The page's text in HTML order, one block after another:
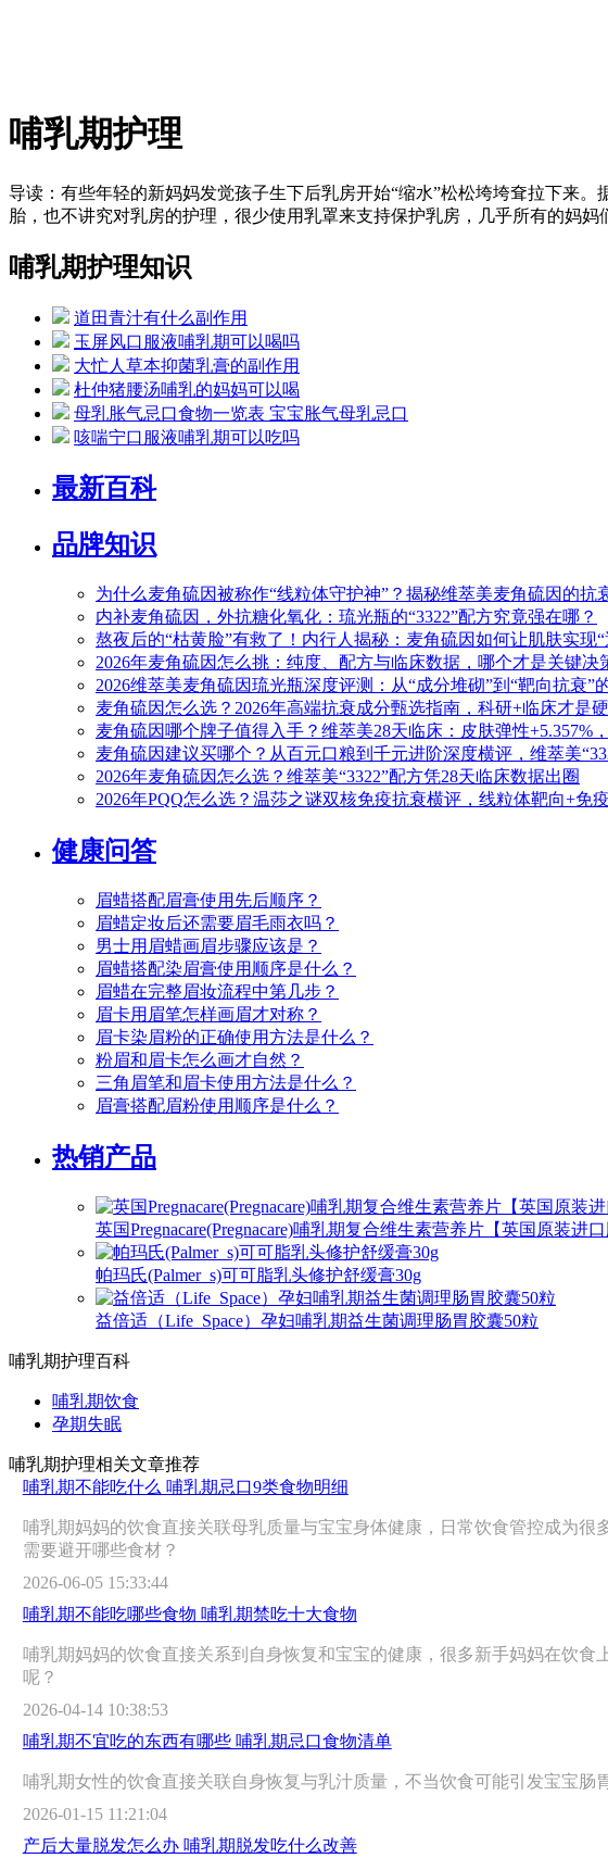
哺乳期护理
导读： 有些年轻的新妈妈发觉孩子生下后乳房开始“缩水”松松垮垮耷拉下来
胎，也不讲究对乳房的护理，很少使用乳罩来支持保护乳房，几乎所有的妈
哺乳期护理知识
道田青汁有什么副作用
玉屏风口服液哺乳期可以喝吗
大忙人草本抑菌乳膏的副作用
杜仲猪腰汤哺乳的妈妈可以喝
母乳胀气忌口食物一览表 宝宝胀气母乳忌口
咳喘宁口服液哺乳期可以吃吗
最新百科
品牌知识
为什么麦角硫因被称作“线粒体守护神”？揭秘维萃美麦角硫因的抗
内补麦角硫因，外抗糖化氧化：琉光瓶的“3322”配方究竟强在哪？
熬夜后的“枯黄脸”有救了！内行人揭秘：麦角硫因如何让肌肤实现
2026年麦角硫因怎么挑：纯度、配方与临床数据，哪个才是关键决
2026维萃美麦角硫因琉光瓶深度评测：从“成分堆砌”到“靶向抗衰”
麦角硫因怎么选？2026年高端抗衰成分甄选指南，科研+临床才是
麦角硫因哪个牌子值得入手？维萃美28天临床：皮肤弹性+5.357%
麦角硫因建议买哪个？从百元口粮到千元进阶深度横评，维萃美
2026年麦角硫因怎么选？维萃美“3322”配方凭28天临床数据出圈
2026年PQQ怎么选？温莎之谜双核免疫抗衰横评，线粒体靶向+免
健康问答
眉蜡搭配眉膏使用先后顺序？
眉蜡定妆后还需要眉毛雨衣吗？
男士用眉蜡画眉步骤应该是？
眉蜡搭配染眉膏使用顺序是什么？
眉蜡在完整眉妆流程中第几步？
眉卡用眉笔怎样画眉才对称？
眉卡染眉粉的正确使用方法是什么？
粉眉和眉卡怎么画才自然？
三角眉笔和眉卡使用方法是什么？
眉膏搭配眉粉使用顺序是什么？
热销产品
英国Pregnacare(Pregnacare)哺乳期复合维生素营养片【英国原装进口
帕玛氏(Palmer_s)可可脂乳头修护舒缓膏30g
益倍适（Life_Space）孕妇哺乳期益生菌调理肠胃胶囊50粒
哺乳期护理百科
哺乳期饮食
孕期失眠
哺乳期护理相关文章推荐
哺乳期不能吃什么 哺乳期忌口9类食物明细
哺乳期妈妈的饮食直接关联母乳质量与宝宝身体健康，日常饮食管控成为
需要避开哪些食材？
2026-06-05 15:33:44
哺乳期不能吃哪些食物 哺乳期禁吃十大食物
哺乳期妈妈的饮食直接关系到自身恢复和宝宝的健康，很多新手妈妈在饮
呢？
2026-04-14 10:38:53
哺乳期不宜吃的东西有哪些 哺乳期忌口食物清单
哺乳期女性的饮食直接关联自身恢复与乳汁质量，不当饮食可能引发宝宝
2026-01-15 11:21:04
产后大量脱发怎么办 哺乳期脱发吃什么改善